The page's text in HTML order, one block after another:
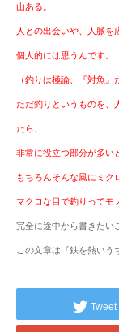
山ある。
人との出会いや、人脈を
個人的には思うんです。
（釣りは極論、『対魚』
ただ釣りというものを、
たら、
非常に役立つ部分が多い
もちろんそんな風にミク
マクロな目で釣りってモ
完全に途中から書きたい
この文章は『鉄を熱いう
Tweet